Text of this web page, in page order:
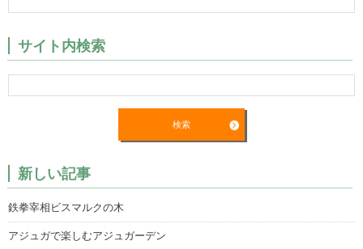
サイト内検索
新しい記事
鉄拳宰相ビスマルクの木
アジュガで楽しむアジュガーデン